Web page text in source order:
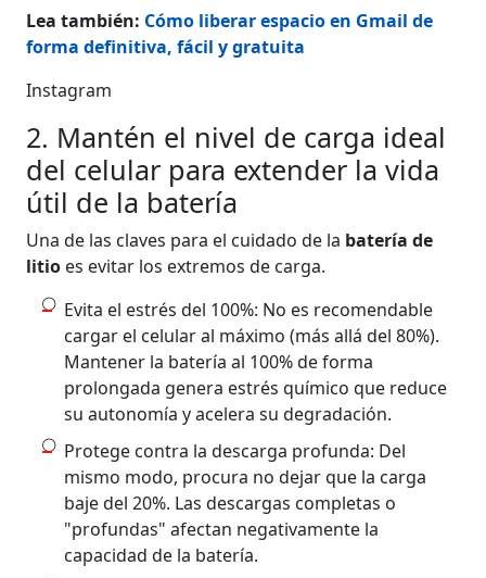
Lea también: Cómo liberar espacio en Gmail de
forma definitiva, fácil y gratuita
Instagram
2. Mantén el nivel de carga ideal
del celular para extender la vida
útil de la batería
Una de las claves para el cuidado de la batería de
litio es evitar los extremos de carga.
Evita el estrés del 100%: No es recomendable
cargar el celular al máximo (más allá del 80%).
Mantener la batería al 100% de forma
prolongada genera estrés químico que reduce
su autonomía y acelera su degradación.
Protege contra la descarga profunda: Del
mismo modo, procura no dejar que la carga
baje del 20%. Las descargas completas o
"profundas" afectan negativamente la
capacidad de la batería.